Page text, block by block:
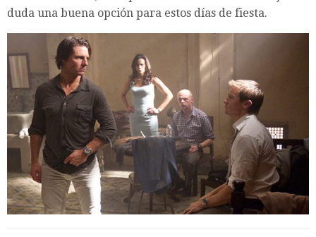
duda una buena opción para estos días de fiesta.